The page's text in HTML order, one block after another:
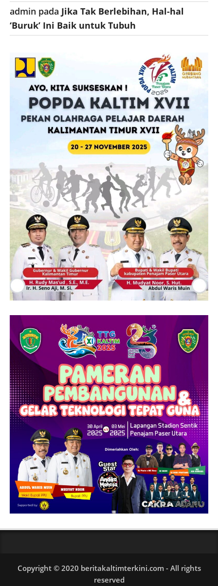
admin pada Jika Tak Berlebihan, Hal-hal
‘Buruk’ Ini Baik untuk Tubuh
Copyright © 2020 beritakaltimterkini.com - All rights
reserved